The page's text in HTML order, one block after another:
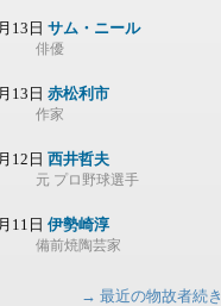
13日 サム・ニール
俳優
13日 赤松利市
作家
12日 西井哲夫
元 プロ野球選手
11日 伊勢崎淳
備前焼陶芸家
→ 最近の物故者続き